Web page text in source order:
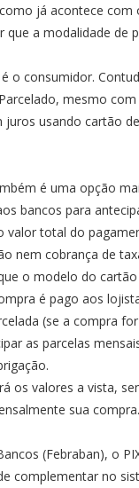
já acontece com
que a modalidade
o consumidor.
mesmo
usando cartão
é uma opção
bancos para
valor total do
nem cobrança de
o modelo do
é pago aos
(se a compra
as parcelas
os valores a vista,
sua compra.
(Febraban), o
complementar no